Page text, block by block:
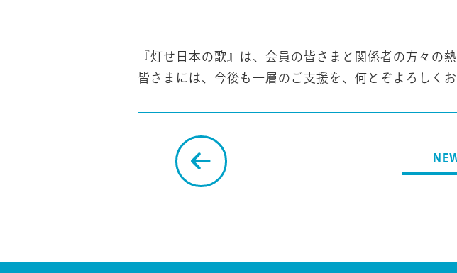
『灯せ日本の歌』は、会員の皆さまと関係者の方々の
皆さまには、今後も一層のご支援を、何とぞよろしく